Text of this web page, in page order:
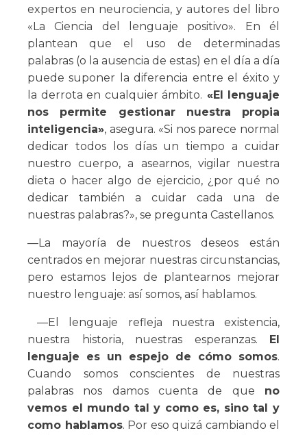
expertos en neurociencia, y autores del libro
«La Ciencia del lenguaje positivo». En él
plantean que el uso de determinadas
palabras (o la ausencia de estas) en el día a día
puede suponer la diferencia entre el éxito y
la derrota en cualquier ámbito. «El lenguaje
nos permite gestionar nuestra propia
inteligencia», asegura. «Si nos parece normal
dedicar todos los días un tiempo a cuidar
nuestro cuerpo, a asearnos, vigilar nuestra
dieta o hacer algo de ejercicio, ¿por qué no
dedicar también a cuidar cada una de
nuestras palabras?», se pregunta Castellanos.
—La mayoría de nuestros deseos están
centrados en mejorar nuestras circunstancias,
pero estamos lejos de plantearnos mejorar
nuestro lenguaje: así somos, así hablamos.
—El lenguaje refleja nuestra existencia,
nuestra historia, nuestras esperanzas. El
lenguaje es un espejo de cómo somos.
Cuando somos conscientes de nuestras
palabras nos damos cuenta de que no
vemos el mundo tal y como es, sino tal y
como hablamos. Por eso quizá cambiando el